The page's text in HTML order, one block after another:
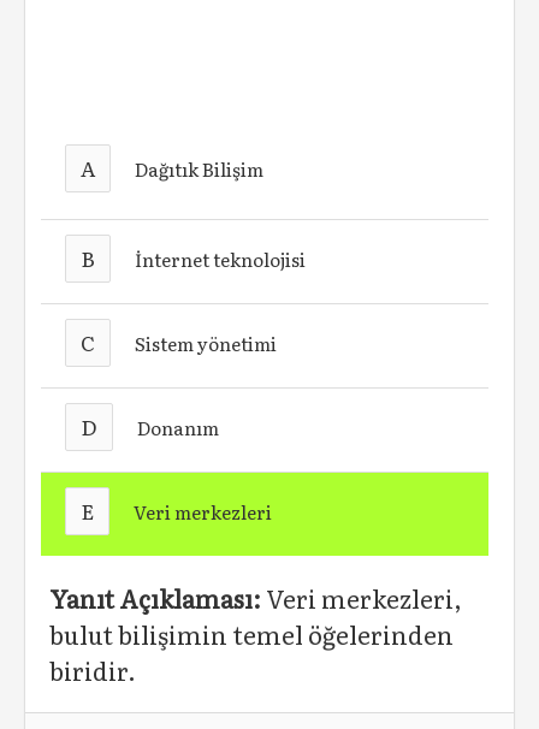
A Dağıtık Bilişim
B İnternet teknolojisi
C Sistem yönetimi
D Donanım
E Veri merkezleri
Yanıt Açıklaması: Veri merkezleri,
bulut bilişimin temel öğelerinden
biridir.